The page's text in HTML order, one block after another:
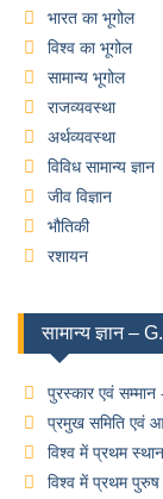
भारत का भूगोल
विश्व का भूगोल
सामान्य भूगोल
राजव्यवस्था
अर्थव्यवस्था
विविध सामान्य ज्ञान
जीव विज्ञान
भौतिकी
रशायन
सामान्य ज्ञान –
पुरस्कार एवं
प्रमुख समिति
विश्व में प्रथम स्थान
विश्व में प्रथम पुरुष